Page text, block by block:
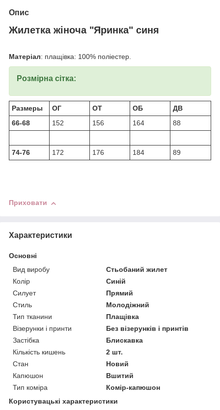
Опис
Жилетка жіноча "Яринка" синя
Матеріал: плащівка: 100% поліестер.
Розмірна сітка:
Размеры ОГ ОТ ОБ
ДВ
66-68
152 156 164 88
74-76 172 176 184 89
Приховати
Характеристики
Основні
Вид виробу
Стьобаний жилет
Колір
Синій
Силует
Прямий
Стиль
Молодіжний
Тип тканини
Плащівка
Візерунки і принти
Без візерунків і принтів
Застібка
Блискавка
Кількість кишень
2 шт.
Стан
Новий
Капюшон
Вшитий
Тип коміра
Комір-капюшон
Користувацькі характеристики